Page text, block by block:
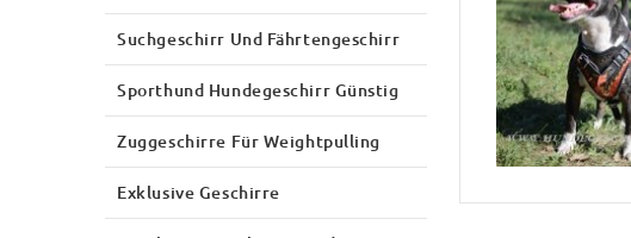
Suchgeschirr Und Fährtengeschirr
Sporthund Hundegeschirr Günstig
Zuggeschirre Für Weightpulling
Exklusive Geschirre